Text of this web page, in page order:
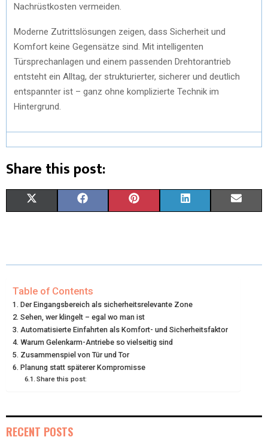
Nachrüstkosten vermeiden.
Moderne Zutrittslösungen zeigen, dass Sicherheit und
Komfort keine Gegensätze sind. Mit intelligenten
Türsprechanlagen und einem passenden Drehtorantrieb
entsteht ein Alltag, der strukturierter, sicherer und deutlich
entspannter ist – ganz ohne komplizierte Technik im
Hintergrund.
Share this post:
W
T
T
E
R
E
O
O
K
T
R
E
T
K
I
I
Table of Contents
Der Eingangsbereich als sicherheitsrelevante Zone
Sehen, wer klingelt – egal wo man ist
Automatisierte Einfahrten als Komfort- und Sicherheitsfaktor
Warum Gelenkarm-Antriebe so vielseitig sind
Zusammenspiel von Tür und Tor
Planung statt späterer Kompromisse
Share this post:
RECENT POSTS